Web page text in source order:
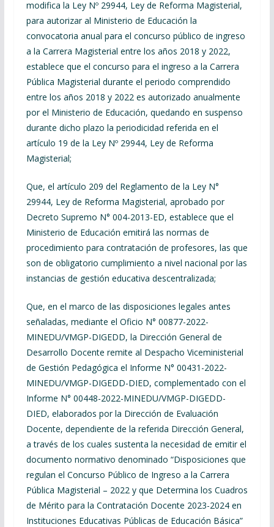
modifica la Ley Nº 29944, Ley de Reforma Magisterial,
para autorizar al Ministerio de Educación la
convocatoria anual para el concurso público de ingreso
a la Carrera Magisterial entre los años 2018 y 2022,
establece que el concurso para el ingreso a la Carrera
Pública Magisterial durante el periodo comprendido
entre los años 2018 y 2022 es autorizado anualmente
por el Ministerio de Educación, quedando en suspenso
durante dicho plazo la periodicidad referida en el
artículo 19 de la Ley Nº 29944, Ley de Reforma
Magisterial;
Que, el artículo 209 del Reglamento de la Ley N°
29944, Ley de Reforma Magisterial, aprobado por
Decreto Supremo N° 004-2013-ED, establece que el
Ministerio de Educación emitirá las normas de
procedimiento para contratación de profesores, las que
son de obligatorio cumplimiento a nivel nacional por las
instancias de gestión educativa descentralizada;
Que, en el marco de las disposiciones legales antes
señaladas, mediante el Oficio N° 00877-2022-
MINEDU/VMGP-DIGEDD, la Dirección General de
Desarrollo Docente remite al Despacho Viceministerial
de Gestión Pedagógica el Informe N° 00431-2022-
MINEDU/VMGP-DIGEDD-DIED, complementado con el
Informe N° 00448-2022-MINEDU/VMGP-DIGEDD-
DIED, elaborados por la Dirección de Evaluación
Docente, dependiente de la referida Dirección General,
a través de los cuales sustenta la necesidad de emitir el
documento normativo denominado “Disposiciones que
regulan el Concurso Público de Ingreso a la Carrera
Pública Magisterial – 2022 y que Determina los Cuadros
de Mérito para la Contratación Docente 2023-2024 en
Instituciones Educativas Públicas de Educación Básica”